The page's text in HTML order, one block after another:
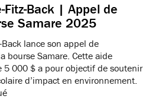
Back | Appel de
Samare 2025
lance son appel de
bourse Samare. Cette aide
5 000 $ a pour objectif de soutenir
d’impact en environnement.